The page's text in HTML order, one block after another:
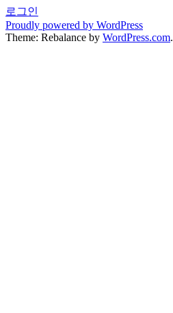
로그인
Proudly powered by WordPress
Theme: Rebalance by WordPress.com.